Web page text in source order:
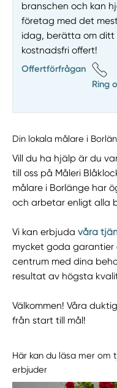
branschen och kan
företag med det
idag, berätta om ditt
kostnadsfri offert!
Offertförfrågan
Ring
Din lokala målare i
Vill du ha hjälp är du
till oss på Måleri
målare i Borlänge har
och arbetar enligt alla
Vi kan erbjudavåra
mycket goda garantier
centrum med dina
resultat av högsta
Välkommen! Våra
från start till mål!
Här kan du läsa mer om
erbjuder